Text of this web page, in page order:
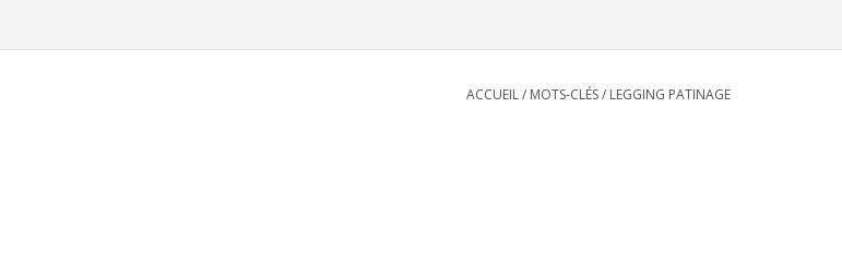
ACCUEIL/ MOTS-CLÉS/ LEGGING PATINAGE